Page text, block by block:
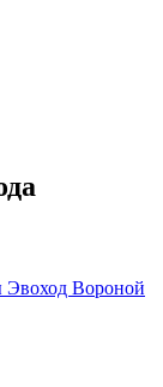
Эвоход Вороной